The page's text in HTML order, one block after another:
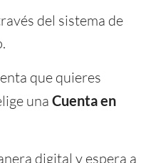
del sistema de
que quieres
una Cuenta en
digital y espera a